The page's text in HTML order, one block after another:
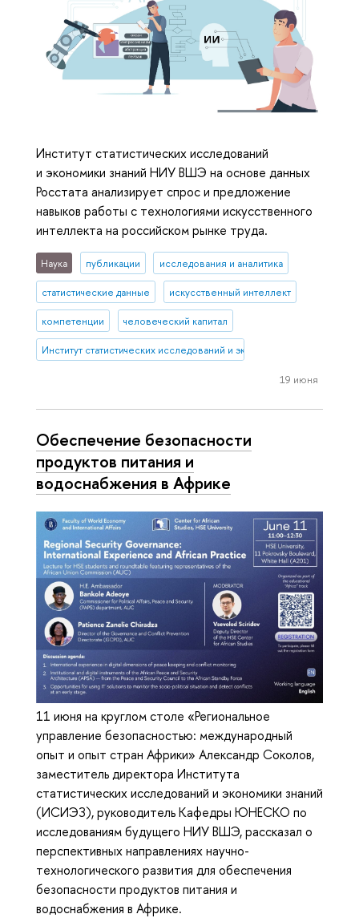
Институт статистических исследований
и экономики знаний НИУ ВШЭ на основе данных
Росстата анализирует спрос и предложение
навыков работы с технологиями искусственного
интеллекта на российском рынке труда.
Наука публикации исследования и аналитика
статистические данные искусственный интеллект
компетенции человеческий капитал
Институт статистических исследований и экономики знаний
19 июня
Обеспечение безопасности
продуктов питания и
водоснабжения в Африке
11 июня на круглом столе «Региональное
управление безопасностью: международный
опыт и опыт стран Африки» Александр Соколов,
заместитель директора Института
статистических исследований и экономики знаний
(ИСИЭЗ), руководитель Кафедры ЮНЕСКО по
исследованиям будущего НИУ ВШЭ, рассказал о
перспективных направлениях научно-
технологического развития для обеспечения
безопасности продуктов питания и
водоснабжения в Африке.